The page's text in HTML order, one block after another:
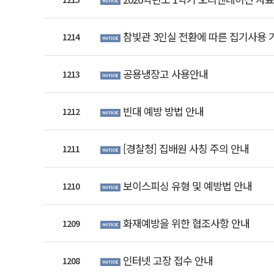
1214 참빛관 3인실 전환에 따른 집기사용
1213 공용냉장고 사용안내
1212 빈대 예방 방법 안내
1211 [경찰청] 집배원 사칭 주의 안내
1210 보이스피싱 유형 및 예방법 안내
1209 화재예방을 위한 협조사항 안내
1208 인터넷 고장 접수 안내